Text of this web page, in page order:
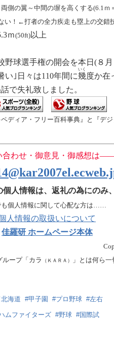
側の翼～中間の塀を高くする(6.1ｍ
い！←打者の全力疾走も塁上の交錯
ｍ(50ft) 以上
野球選手権の開会を本日(８
い｣日々は110年間に幾
いく
度か在
で失礼致しました 。
ディア・フリー百科事典』と『デ
合わせ・御意見・御感想は
個人情報は、返礼の為にのみ
も個人情報に関して心配な方は……
人情報の取扱いについて
佳羅研 ホームページ本体
ープ「カラ
（ＫＡＲＡ） 」とは何ら
海道 #甲子園 #プロ野球 #左右
ムファイターズ #野球 #国際試